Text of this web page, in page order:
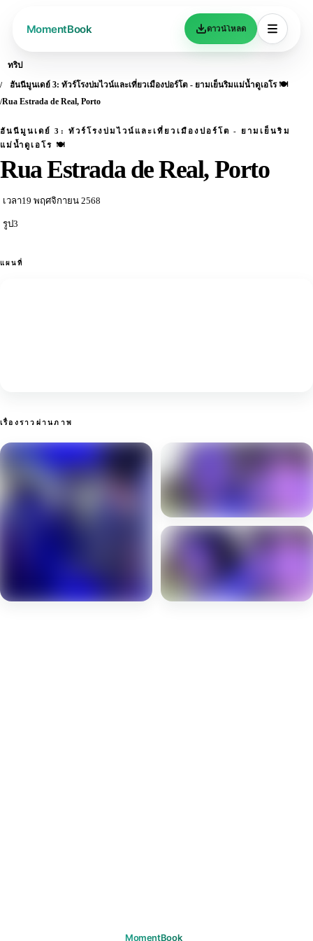
ดาวน์โหลด
ทริป
ฮันนีมูนเดย์ 3: ทัวร์โรงบ่มไวน์และเที่ยวเมืองปอร์โต - ยามเย็นริมแม่น้ำดูเอโร 🍽️
Rua Estrada de Real, Porto
ฮันนีมูนเดย์ 3: ทัวร์โรงบ่มไวน์และเที่ยวเมืองปอร์โต - ยามเย็นริม
แม่น้ำดูเอโร 🍽️
Rua Estrada de Real, Porto
เวลา19 พฤศจิกายน 2568
รูป3
แผนที่
เรื่องราวผ่านภาพ